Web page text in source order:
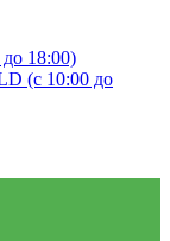
18:00)
(с 10:00 до